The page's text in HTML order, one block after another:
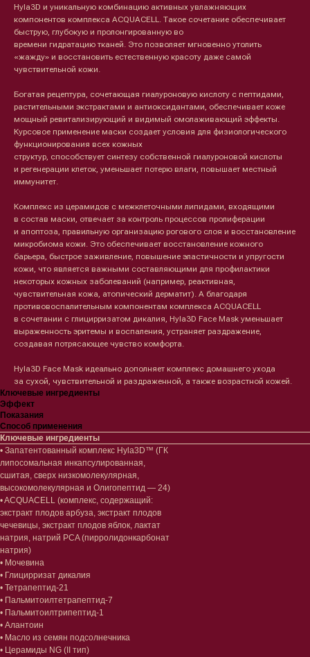
Hyla3D и уникальную комбинацию активных увлажняющих
компонентов комплекса AСQUACELL. Такое сочетание обеспечивает
быструю, глубокую и пролонгированную во
времени гидратацию тканей. Это позволяет мгновенно утолить
«жажду» и восстановить естественную красоту даже самой
чувствительной кожи.
Богатая рецептура, сочетающая гиалуроновую кислоту с пептидами,
растительными экстрактами и антиоксидантами, обеспечивает коже
мощный ревитализирующий и видимый омолаживающий эффекты.
Курсовое применение маски создает условия для физиологического
функционирования всех кожных
структур, способствует синтезу собственной гиалуроновой кислоты
и регенерации клеток, уменьшает потерю влаги, повышает местный
иммунитет.
Комплекс из церамидов с межклеточными липидами, входящими
в состав маски, отвечает за контроль процессов пролиферации
и апоптоза, правильную организацию рогового слоя и восстановление
микробиома кожи. Это обеспечивает восстановление кожного
барьера, быстрое заживление, повышение эластичности и упругости
кожи, что является важными составляющими для профилактики
некоторых кожных заболеваний (например, реактивная,
чувствительная кожа, атопический дерматит). А благодаря
противовоспалительным компонентам комплекса AСQUACELL
в сочетании с глицирризатом дикалия, Hyla3D Face Mask уменьшает
выраженность эритемы и воспаления, устраняет раздражение,
создавая потрясающее чувство комфорта.
Hyla3D Face Mask идеально дополняет комплекс домашнего ухода
за сухой, чувствительной и раздраженной, а также возрастной кожей.
Ключевые ингредиенты
Эффект
Показания
Способ применения
Ключевые ингредиенты
• Запатентованный комплекс Hyla3D™ (ГК
липосомальная инкапсулированная,
сшитая, сверх низкомолекулярная,
высокомолекулярная и Олигопептид — 24)
• AСQUACELL (комплекс, содержащий:
экстракт плодов арбуза, экстракт плодов
чечевицы, экстракт плодов яблок, лактат
натрия, натрий PCA (пирролидонкарбонат
натрия)
• Мочевина
• Глицирризат дикалия
• Тетрапептид-21
• Пальмитоилтетрапептид-7
• Пальмитоилтрипептид-1
• Алантоин
• Масло из семян подсолнечника
• Церамиды NG (II тип)